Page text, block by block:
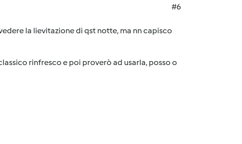
#6
la lievitazione di qst notte, ma nn capisco
rinfresco e poi proverò ad usarla, posso o